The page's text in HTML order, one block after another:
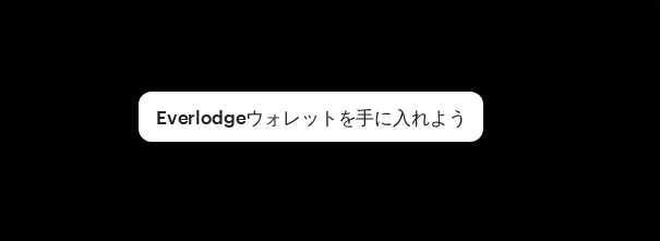
Everlodgeウォレットを手に入れよう